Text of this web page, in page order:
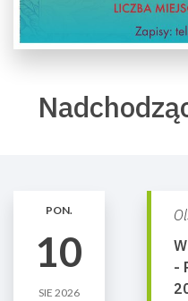
PON.
10
SIE 2026
-